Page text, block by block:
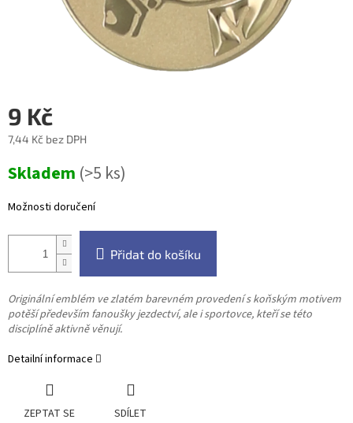
9 Kč
7,44 Kč bez DPH
cena:
Skladem (>5 ks)
Možnosti doručení
Přidat do košíku
Originální emblém ve zlatém barevném provedení s koňským motivem
potěší především fanoušky jezdectví, ale i sportovce, kteří se této
disciplíně aktivně věnují.
Detailní informace
ZEPTAT SE SDÍLET